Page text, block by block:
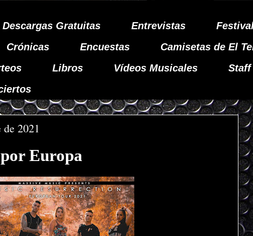
Descargas Gratuitas Entrevistas
Crónicas Encuestas
Camisetas de El
Libros Vídeos Musicales Staff
2021
Europa